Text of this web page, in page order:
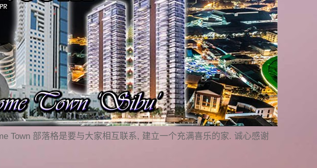
Town 部落格是要与大家相互联系, 建立一个充满喜乐的家. 诚心感谢